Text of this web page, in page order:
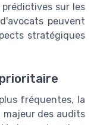
sur les
peuvent
stratégiques
fréquentes, la
des audits